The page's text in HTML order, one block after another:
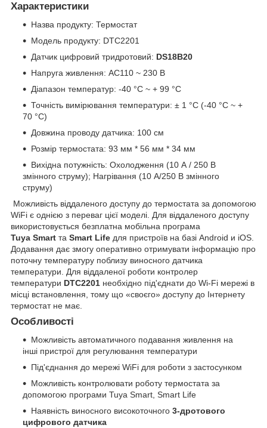
Характеристики
Назва продукту: Термостат
Модель продукту: DTC2201
Датчик цифровий тридротовий: DS18B20
Напруга живлення: AC110 ~ 230 В
Діапазон температур: -40 °C ~ + 99 °C
Точність вимірювання температури: ± 1 °C (-40 °C ~ +
70 °C)
Довжина проводу датчика: 100 см
Розмір термостата: 93 мм * 56 мм * 34 мм
Вихідна потужність: Охолодження (10 А / 250 В
змінного струму); Нагрівання (10 А/250 В змінного
струму)
Можливість віддаленого доступу до термостата за допомогою
WiFi є однією з переваг цієї моделі. Для віддаленого доступу
використовується безплатна мобільна програма
Tuya Smart та Smart Life для пристроїв на базі Android и iOS.
Додавання дає змогу оперативно отримувати інформацію про
поточну температуру поблизу виносного датчика
температури. Для віддаленої роботи контролер
температури DTC2201 необхідно під'єднати до Wi-Fi мережі в
місці встановлення, тому що «своєго» доступу до Інтернету
термостат не має.
Особливості
Можливість автоматичного подавання живлення на
інші пристрої для регулювання температури
Під'єднання до мережі WiFi для роботи з застосунком
Можливість контролювати роботу термостата за
допомогою програми Tuya Smart, Smart Life
Наявність виносного високоточного 3-дротового
цифрового датчика